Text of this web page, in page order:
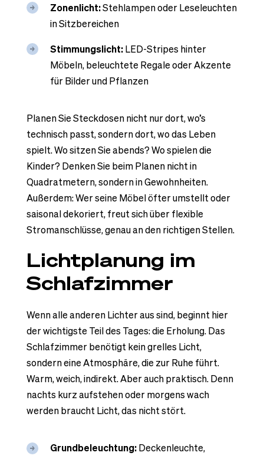
Zonenlicht:Stehlampen oder Leseleuchten
in Sitzbereichen
Stimmungslicht:LED-Stripes hinter
Möbeln, beleuchtete Regale oder Akzente
für Bilder und Pflanzen
Planen Sie Steckdosen nicht nur dort, wo’s
technisch passt, sondern dort, wo das Leben
spielt. Wo sitzen Sie abends? Wo spielen die
Kinder? Denken Sie beim Planen nicht in
Quadratmetern, sondern in Gewohnheiten.
Außerdem: Wer seine Möbel öfter umstellt oder
saisonal dekoriert, freut sich über flexible
Stromanschlüsse, genau an den richtigen Stellen.
Lichtplanung im
Schlafzimmer
Wenn alle anderen Lichter aus sind, beginnt hier
der wichtigste Teil des Tages: die Erholung. Das
Schlafzimmer benötigt kein grelles Licht,
sondern eine Atmosphäre, die zur Ruhe führt.
Warm, weich, indirekt. Aber auch praktisch. Denn
nachts kurz aufstehen oder morgens wach
werden braucht Licht, das nicht stört.
Grundbeleuchtung:Deckenleuchte,